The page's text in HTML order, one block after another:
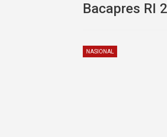
Bacapres RI
NASIONAL